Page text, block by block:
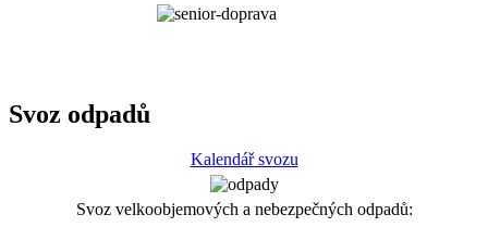
Svoz odpadů
Kalendář svozu
Svoz velkoobjemových a nebezpečných odpadů: